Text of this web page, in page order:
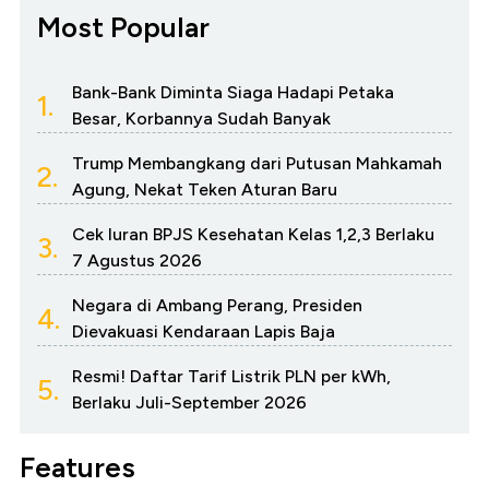
Most Popular
1.
Bank-Bank Diminta Siaga Hadapi Petaka
Besar, Korbannya Sudah Banyak
2.
Trump Membangkang dari Putusan Mahkamah
Agung, Nekat Teken Aturan Baru
3.
Cek Iuran BPJS Kesehatan Kelas 1,2,3 Berlaku
7 Agustus 2026
4.
Negara di Ambang Perang, Presiden
Dievakuasi Kendaraan Lapis Baja
5.
Resmi! Daftar Tarif Listrik PLN per kWh,
Berlaku Juli-September 2026
Features